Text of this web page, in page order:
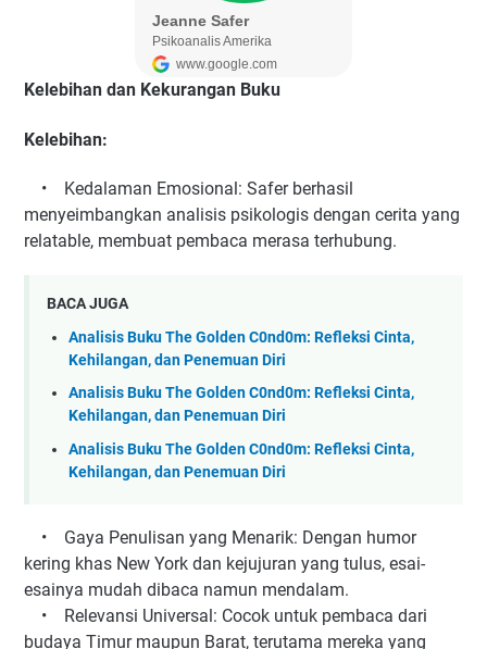
Kelebihan dan Kekurangan Buku
Kelebihan:
• Kedalaman Emosional: Safer berhasil
menyeimbangkan analisis psikologis dengan cerita yang
relatable, membuat pembaca merasa terhubung.
BACA JUGA
Analisis Buku The Golden C0nd0m: Refleksi Cinta,
Kehilangan, dan Penemuan Diri
Analisis Buku The Golden C0nd0m: Refleksi Cinta,
Kehilangan, dan Penemuan Diri
Analisis Buku The Golden C0nd0m: Refleksi Cinta,
Kehilangan, dan Penemuan Diri
• Gaya Penulisan yang Menarik: Dengan humor
kering khas New York dan kejujuran yang tulus, esai-
esainya mudah dibaca namun mendalam.
• Relevansi Universal: Cocok untuk pembaca dari
budaya Timur maupun Barat, terutama mereka yang